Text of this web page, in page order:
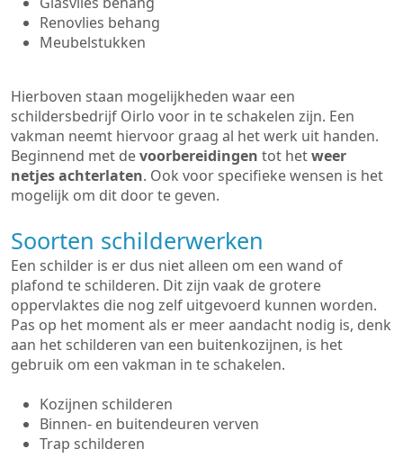
Renovlies behang
Meubelstukken
Hierboven staan mogelijkheden waar een
schildersbedrijf Oirlo voor in te schakelen zijn. Een
vakman neemt hiervoor graag al het werk uit handen.
Beginnend met devoorbereidingen tot hetweer
netjes achterlaten. Ook voor specifieke wensen is het
mogelijk om dit door te geven.
Soorten schilderwerken
Een schilder is er dus niet alleen om een wand of
plafond te schilderen. Dit zijn vaak de grotere
oppervlaktes die nog zelf uitgevoerd kunnen worden.
Pas op het moment als er meer aandacht nodig is, denk
aan het schilderen van een buitenkozijnen, is het
gebruik om een vakman in te schakelen.
Kozijnen schilderen
Binnen- en buitendeuren verven
Trap schilderen